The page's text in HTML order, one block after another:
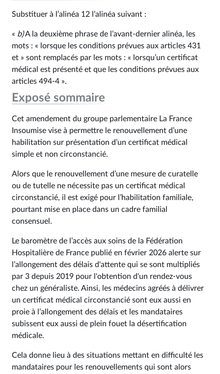
Substituer à l’alinéa 12 l’alinéa suivant :
« b)A la deuxième phrase de l’avant-dernier alinéa, les
mots : « lorsque les conditions prévues aux articles 431
et » sont remplacés par les mots : « lorsqu’un certificat
médical est présenté et que les conditions prévues aux
articles 494‑4 ».
Exposé sommaire
Cet amendement du groupe parlementaire La France
Insoumise vise à permettre le renouvellement d’une
habilitation sur présentation d’un certificat médical
simple et non circonstancié.
Alors que le renouvellement d’une mesure de curatelle
ou de tutelle ne nécessite pas un certificat médical
circonstancié, il est exigé pour l’habilitation familiale,
pourtant mise en place dans un cadre familial
consensuel.
Le baromètre de l’accès aux soins de la Fédération
Hospitalière de France publié en février 2026 alerte sur
l’allongement des délais d'attente qui se sont multipliés
par 3 depuis 2019 pour l'obtention d'un rendez-vous
chez un généraliste. Ainsi, les médecins agréés à délivrer
un certificat médical circonstancié sont eux aussi en
proie à l’allongement des délais et les mandataires
subissent eux aussi de plein fouet la désertification
médicale.
Cela donne lieu à des situations mettant en difficulté les
mandataires pour les renouvellements qui sont alors